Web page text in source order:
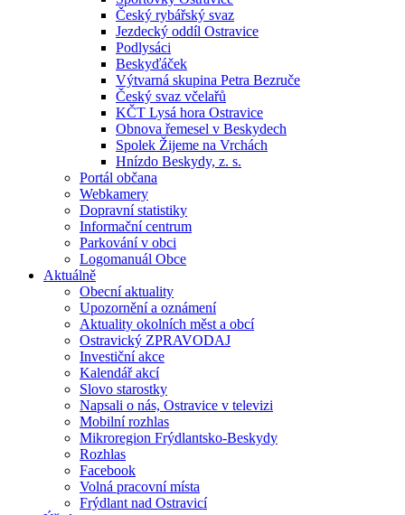
Český rybářský svaz
Jezdecký oddíl Ostravice
Podlysáci
Beskyďáček
Výtvarná skupina Petra Bezruče
Český svaz včelařů
KČT Lysá hora Ostravice
Obnova řemesel v Beskydech
Spolek Žijeme na Vrchách
Hnízdo Beskydy, z. s.
Portál občana
Webkamery
Dopravní statistiky
Informační centrum
Parkování v obci
Logomanuál Obce
Aktuálně
Obecní aktuality
Upozornění a oznámení
Aktuality okolních měst a obcí
Ostravický ZPRAVODAJ
Investiční akce
Kalendář akcí
Slovo starostky
Napsali o nás, Ostravice v televizi
Mobilní rozhlas
Mikroregion Frýdlantsko-Beskydy
Rozhlas
Facebook
Volná pracovní místa
Frýdlant nad Ostravicí